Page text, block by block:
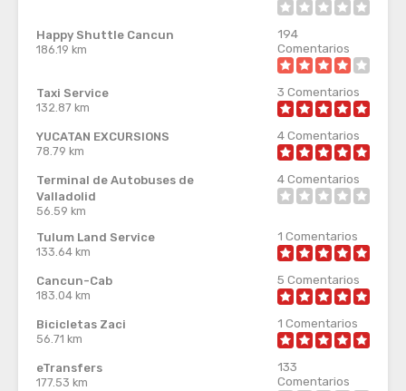
Happy Shuttle Cancun
186.19 km
194
Comentarios
Taxi Service
132.87 km
3 Comentarios
YUCATAN EXCURSIONS
78.79 km
4Comentarios
Terminal de Autobuses de
Valladolid
56.59 km
4Comentarios
Tulum Land Service
133.64 km
1 Comentarios
Cancun-Cab
183.04 km
5 Comentarios
Bicicletas Zaci
56.71 km
1 Comentarios
eTransfers
177.53 km
133
Comentarios